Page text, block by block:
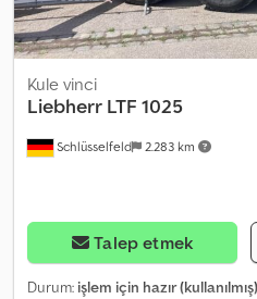
sahipleri ve operatörleri için
sunuyoruz; bunlar
Schlüsselfeld 2.283 km
Kule vinci
Liebherr LTF 1025
Talep etmek
Durum: işlem için hazır (kullanılmış)